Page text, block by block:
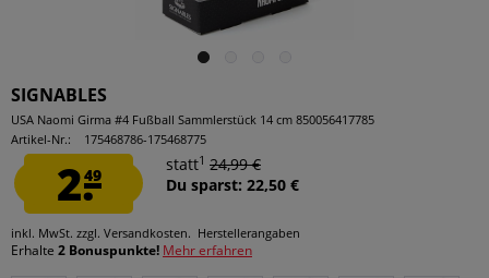
SIGNABLES
USA Naomi Girma #4 Fußball Sammlerstück 14 cm 850056417785
Artikel-Nr.:
175468786-175468775
2.49
statt1 24,99 €
Du sparst: 22,50 €
inkl. MwSt. zzgl. Versandkosten. Herstellerangaben
Erhalte 2 Bonuspunkte! Mehr erfahren